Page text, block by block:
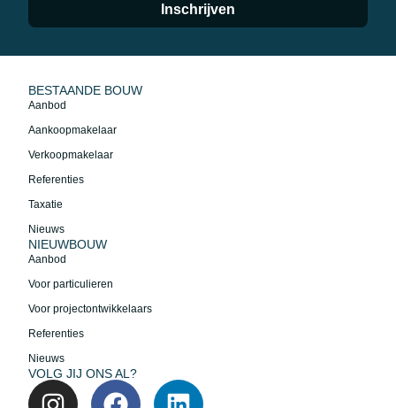
Inschrijven
BESTAANDE BOUW
Aanbod
Aankoopmakelaar
Verkoopmakelaar
Referenties
Taxatie
Nieuws
NIEUWBOUW
Aanbod
Voor particulieren
Voor projectontwikkelaars
Referenties
Nieuws
VOLG JIJ ONS AL?